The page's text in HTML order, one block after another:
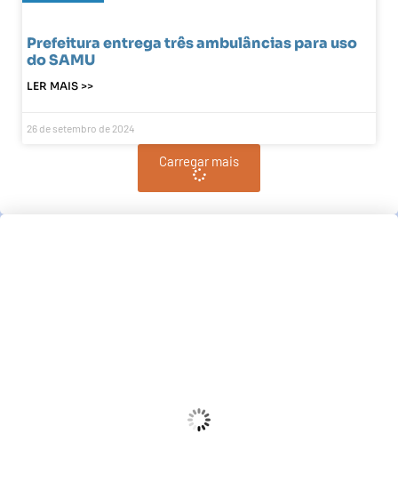
Prefeitura entrega três ambulâncias para uso
do SAMU
LER MAIS >>
26 de setembro de 2024
Carregar mais
Wind Gust:10 Km/h